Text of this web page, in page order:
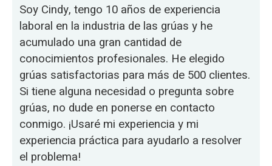
Soy Cindy, tengo 10 años de experiencia
laboral en la industria de las grúas y he
acumulado una gran cantidad de
conocimientos profesionales. He elegido
grúas satisfactorias para más de 500 clientes.
Si tiene alguna necesidad o pregunta sobre
grúas, no dude en ponerse en contacto
conmigo. ¡Usaré mi experiencia y mi
experiencia práctica para ayudarlo a resolver
el problema!